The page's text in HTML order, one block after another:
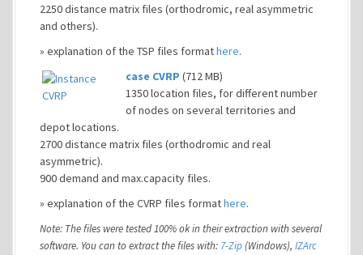
2250 distance matrix files (orthodromic, real asymmetric
and others).
» explanation of the TSP files formathere.
case CVRP (712 MB)
1350 location files, for different number
of nodes on several territories and
depot locations.
2700 distance matrix files (orthodromic and real
asymmetric).
900 demand and max.capacity files.
» explanation of the CVRP files formathere.
Note: The files were tested 100% ok in their extraction with several
software. You can to extract the files with: 7-Zip (Windows), IZArc